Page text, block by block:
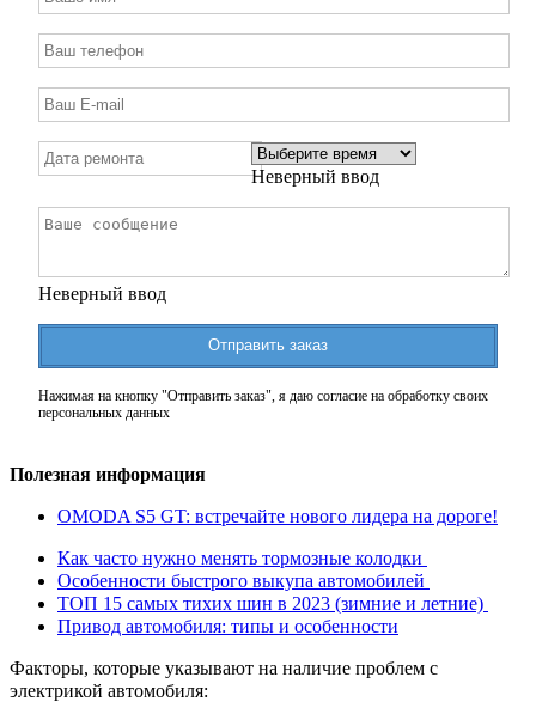
Неверный ввод
Неверный ввод
Отправить заказ
Нажимая на кнопку "Отправить заказ", я даю согласие на обработку своих
персональных данных
Полезная информация
OMODA S5 GT: встречайте нового лидера на дороге!
Как часто нужно менять тормозные колодки
Особенности быстрого выкупа автомобилей
ТОП 15 самых тихих шин в 2023 (зимние и летние)
Привод автомобиля: типы и особенности
Факторы, которые указывают на наличие проблем с
электрикой автомобиля: